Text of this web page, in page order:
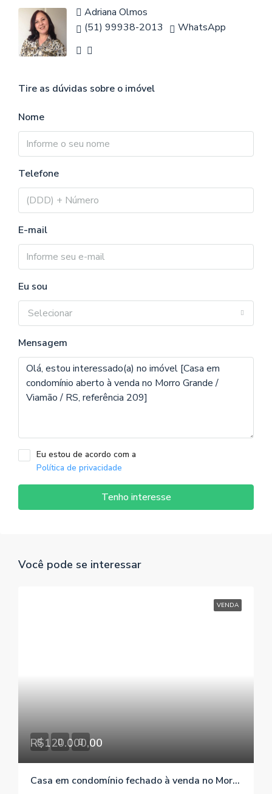
Adriana Olmos
(51) 99938-2013
WhatsApp
Tire as dúvidas sobre o imóvel
Nome
Telefone
E-mail
Eu sou
Selecionar
Mensagem
Eu estou de acordo com a
Política de privacidade
Tenho interesse
Você pode se interessar
VENDA
R$120.000,00
Casa em condomínio fechado à venda no Morro Grande / Viamão / RS, referência 239